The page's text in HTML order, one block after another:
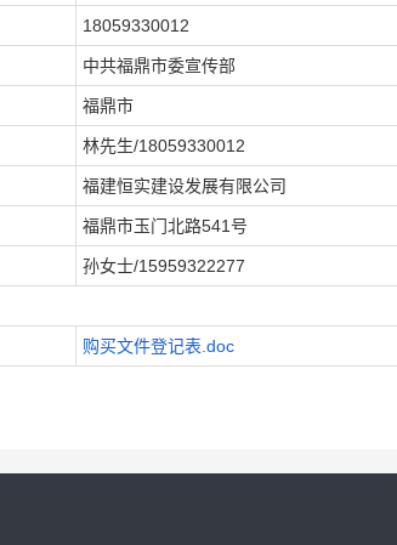
18059330012
中共福鼎市委宣传部
福鼎市
林先生/18059330012
福建恒实建设发展有限公司
福鼎市玉门北路541号
孙女士/15959322277
购买文件登记表.doc